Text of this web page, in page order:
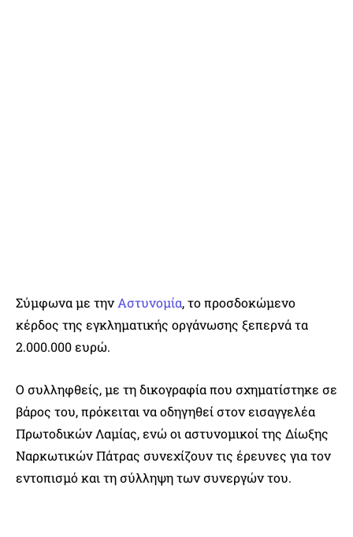
Σύμφωνα με τηνΑστυνομία, το προσδοκώμενο
κέρδος της εγκληματικής οργάνωσης ξεπερνά τα
2.000.000 ευρώ.
Ο συλληφθείς, με τη δικογραφία που σχηματίστηκε σε
βάρος του, πρόκειται να οδηγηθεί στον εισαγγελέα
Πρωτοδικών Λαμίας, ενώ οι αστυνομικοί της Δίωξης
Ναρκωτικών Πάτρας συνεχίζουν τις έρευνες για τον
εντοπισμό και τη σύλληψη των συνεργών του.